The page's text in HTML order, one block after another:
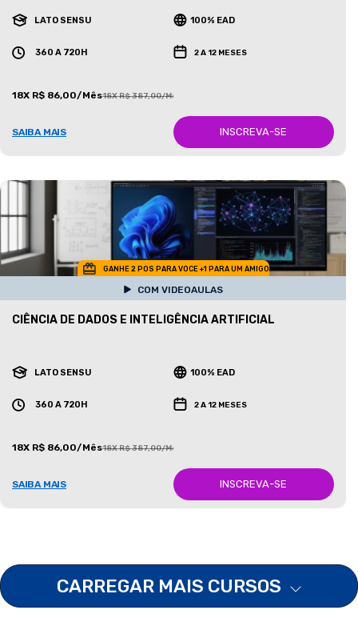
LATO SENSU 100% EAD
360 A 720H 2 A 12 MESES
18X R$ 86,00/Mês18X R$ 387,00/Mês
SAIBA MAIS INSCREVA-SE
GANHE 2 POS PARA VOCE +1 PARA UM AMIGO
COM VIDEOAULAS
CIÊNCIA DE DADOS E INTELIGÊNCIA ARTIFICIAL
LATO SENSU 100% EAD
360 A 720H 2 A 12 MESES
18X R$ 86,00/Mês18X R$ 387,00/Mês
SAIBA MAIS INSCREVA-SE
CARREGAR MAIS CURSOS